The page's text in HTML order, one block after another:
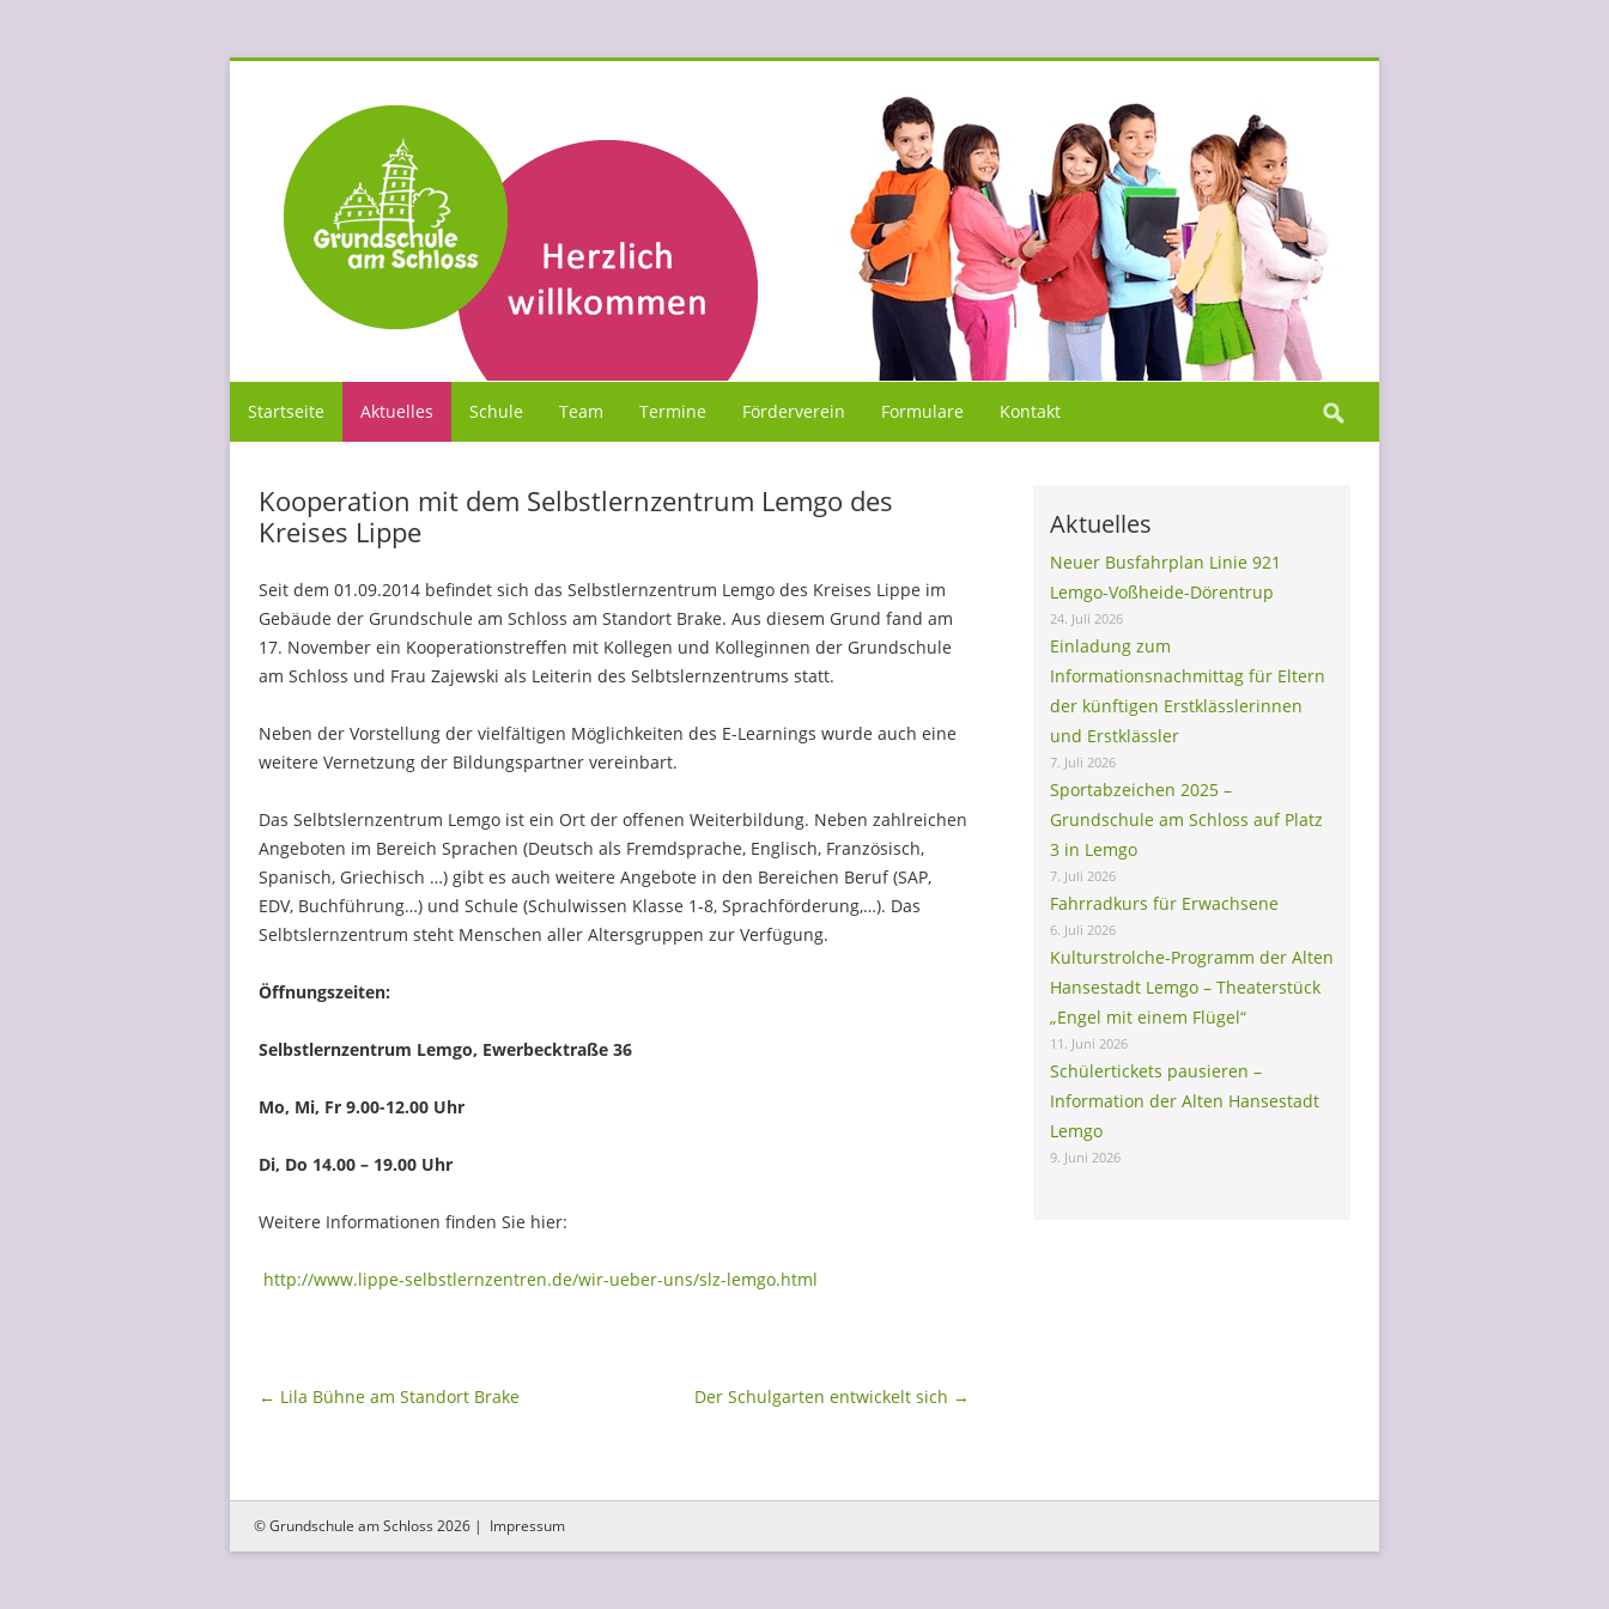
Startseite Aktuelles Schule Team Termine Förderverein Formulare Kontakt
Suchen
nach:
Kooperation mit dem Selbstlernzentrum Lemgo des
Kreises Lippe
Seit dem 01.09.2014 befindet sich das Selbstlernzentrum Lemgo des Kreises Lippe im
Gebäude der Grundschule am Schloss am Standort Brake. Aus diesem Grund fand am
17. November ein Kooperationstreffen mit Kollegen und Kolleginnen der Grundschule
am Schloss und Frau Zajewski als Leiterin des Selbtslernzentrums statt.
Neben der Vorstellung der vielfältigen Möglichkeiten des E-Learnings wurde auch eine
weitere Vernetzung der Bildungspartner vereinbart.
Das Selbtslernzentrum Lemgo ist ein Ort der offenen Weiterbildung. Neben zahlreichen
Angeboten im Bereich Sprachen (Deutsch als Fremdsprache, Englisch, Französisch,
Spanisch, Griechisch …) gibt es auch weitere Angebote in den Bereichen Beruf (SAP,
EDV, Buchführung…) und Schule (Schulwissen Klasse 1-8, Sprachförderung,…). Das
Selbtslernzentrum steht Menschen aller Altersgruppen zur Verfügung.
Öffnungszeiten:
Selbstlernzentrum Lemgo, Ewerbecktraße 36
Mo, Mi, Fr 9.00-12.00 Uhr
Di, Do 14.00 – 19.00 Uhr
Weitere Informationen finden Sie hier:
http://www.lippe-selbstlernzentren.de/wir-ueber-uns/slz-lemgo.html
Beitragsnavigation
← Lila Bühne am Standort Brake Der Schulgarten entwickelt sich →
Aktuelles
Neuer Busfahrplan Linie 921
Lemgo-Voßheide-Dörentrup
24. Juli 2026
Einladung zum
Informationsnachmittag für Eltern
der künftigen Erstklässlerinnen
und Erstklässler
7. Juli 2026
Sportabzeichen 2025 –
Grundschule am Schloss auf Platz
3 in Lemgo
7. Juli 2026
Fahrradkurs für Erwachsene
6. Juli 2026
Kulturstrolche-Programm der Alten
Hansestadt Lemgo – Theaterstück
„Engel mit einem Flügel“
11. Juni 2026
Schülertickets pausieren –
Information der Alten Hansestadt
Lemgo
9. Juni 2026
© Grundschule am Schloss 2026 | Impressum